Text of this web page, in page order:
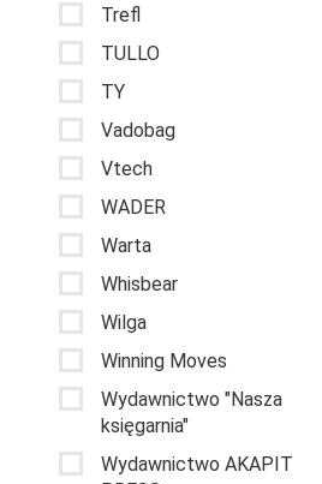
Trefl
TULLO
TY
Vadobag
Vtech
WADER
Warta
Whisbear
Wilga
Winning Moves
Wydawnictwo "Nasza
księgarnia"
Wydawnictwo AKAPIT